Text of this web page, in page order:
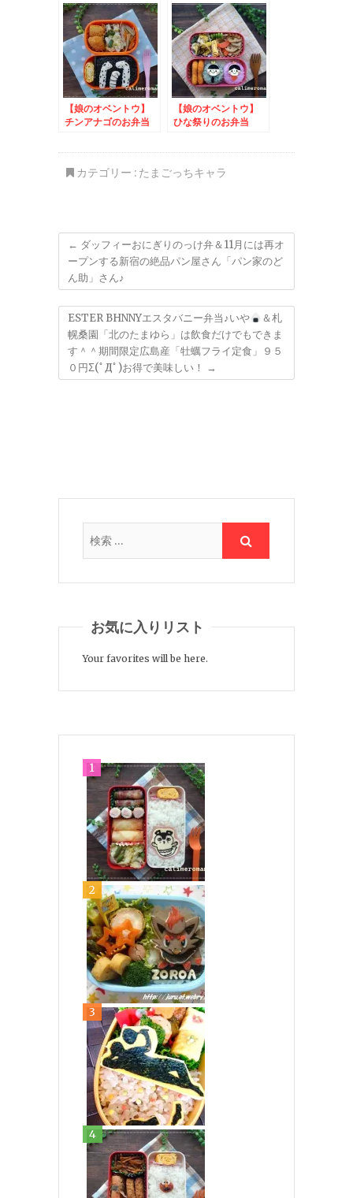
かよし時間
ーン
【娘のオベントウ】
チンアナゴのお弁当
【娘のオベントウ】
ひな祭りのお弁当
カテゴリー : たまごっちキャラ
← ダッフィーおにぎりのっけ弁＆11月には再オ
ープンする新宿の絶品パン屋さん「パン家のど
ん助」さん♪
ESTER BHNNYエスタバニー弁当♪いや
＆札
幌桑園「北のたまゆら」は飲食だけでもできま
す＾＾期間限定広島産「牡蠣フライ定食」９５
０円Σ(ﾟДﾟ)お得で美味しい！
→
お気に入りリスト
Your favorites will be here.